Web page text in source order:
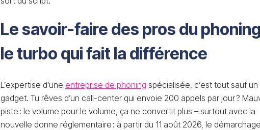
Le savoir-faire des pros du
le turbo qui fait la différence
L’expertise d’une entreprise de phoning spécialisée, c’est tout sauf un
gadget. Tu rêves d’un call-center qui envoie 200 appels par jour ?
piste : le volume pour le volume, ça ne convertit plus – surtout avec la
nouvelle donne réglementaire : à partir du 11 août 2026, le démarchage